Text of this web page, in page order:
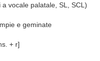
vocale palatale, SL, SCL)
e geminate
+ r]